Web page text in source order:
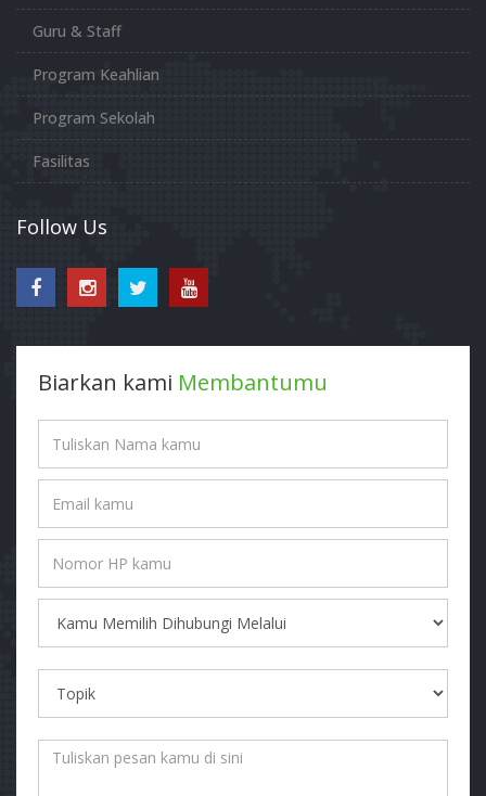
Guru & Staff
Program Keahlian
Program Sekolah
Fasilitas
Follow Us
Biarkan kami Membantumu